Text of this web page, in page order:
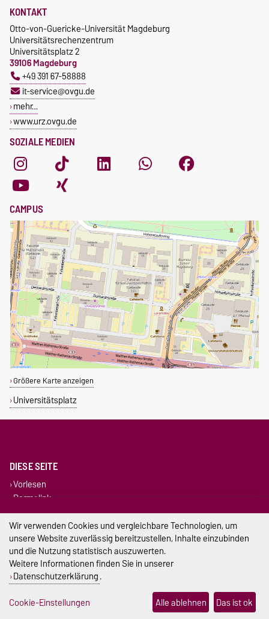
SOZIALE MEDIEN
KONTAKT
Otto-von-Guericke-Universität Magdeburg
Universitätsrechenzentrum
Universitätsplatz 2
39106 Magdeburg
+49 391 67-58888
it-service@ovgu.de
mehr…
www.urz.ovgu.de
CAMPUS
Größere Karte anzeigen
Universitätsplatz
DIESE SEITE
Vorlesen
Permalink
Impressum
Datenschutz
Cookie-Einstellungen
Wir verwenden Cookies und vergleichbare Technologien, um
unsere Website zuverlässig bereitzustellen, Inhalte einzubinden
und die Nutzung statistisch auszuwerten.
Weitere Informationen finden Sie in unserer
Datenschutzerklärung.
Cookie-Einstellungen
Alle ablehnen Das ist ok